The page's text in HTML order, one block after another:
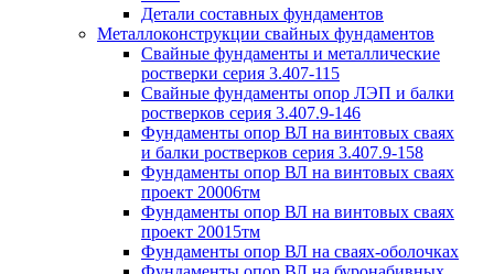
Детали составных фундаментов
Металлоконструкции свайных фундаментов
Свайные фундаменты и металлические
ростверки серия 3.407-115
Свайные фундаменты опор ЛЭП и балки
ростверков серия 3.407.9-146
Фундаменты опор ВЛ на винтовых сваях
и балки ростверков серия 3.407.9-158
Фундаменты опор ВЛ на винтовых сваях
проект 20006тм
Фундаменты опор ВЛ на винтовых сваях
проект 20015тм
Фундаменты опор ВЛ на сваях-оболочках